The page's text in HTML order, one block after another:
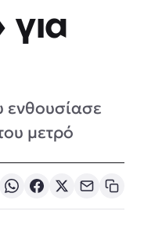
ενθουσίασε
μετρό